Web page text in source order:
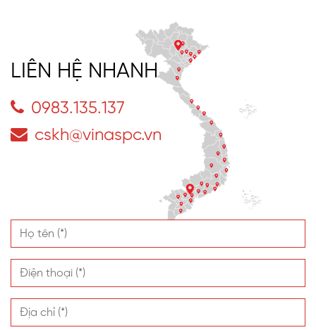
LIÊN HỆ NHANH
0983.135.137
cskh@vinaspc.vn